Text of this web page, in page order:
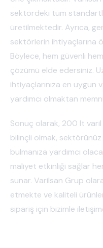
sektördeki tüm
üretilmektedir. Ayrıca,
sektörlerin ihtiyaçlarına
Böylece, hem güvenli
çözümü elde edersiniz.
ihtiyaçlarınıza en uygun
yardımcı olmaktan
Sonuç olarak, 200 lt
bilinçli olmak,
bulmanıza yardımcı
maliyet etkinliği sağlar
sunar. Varilsan Grup
etmekte ve kaliteli
sipariş için bizimle